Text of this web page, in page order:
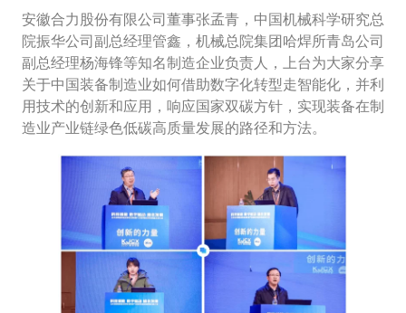
安徽合力股份有限公司董事张孟青，中国机械科学研究总
院振华公司副总经理管鑫，机械总院集团哈焊所青岛公司
副总经理杨海锋等知名制造企业负责人，上台为大家分享
关于中国装备制造业如何借助数字化转型走智能化，并利
用技术的创新和应用，响应国家双碳方针，实现装备在制
造业产业链绿色低碳高质量发展的路径和方法。